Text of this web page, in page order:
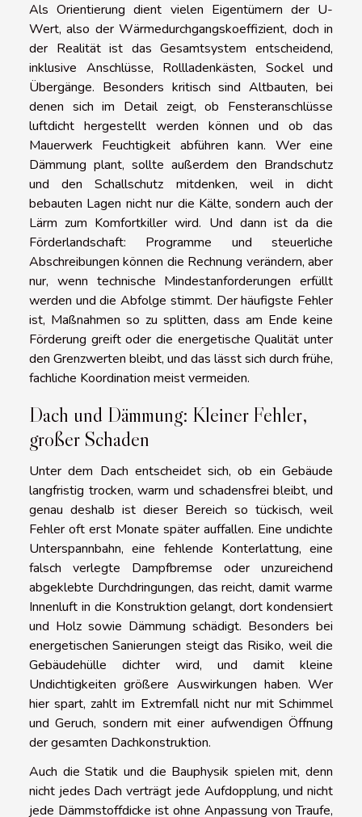
Als Orientierung dient vielen Eigentümern der U-
Wert, also der Wärmedurchgangskoeffizient, doch in
der Realität ist das Gesamtsystem entscheidend,
inklusive Anschlüsse, Rollladenkästen, Sockel und
Übergänge. Besonders kritisch sind Altbauten, bei
denen sich im Detail zeigt, ob Fensteranschlüsse
luftdicht hergestellt werden können und ob das
Mauerwerk Feuchtigkeit abführen kann. Wer eine
Dämmung plant, sollte außerdem den Brandschutz
und den Schallschutz mitdenken, weil in dicht
bebauten Lagen nicht nur die Kälte, sondern auch der
Lärm zum Komfortkiller wird. Und dann ist da die
Förderlandschaft: Programme und steuerliche
Abschreibungen können die Rechnung verändern, aber
nur, wenn technische Mindestanforderungen erfüllt
werden und die Abfolge stimmt. Der häufigste Fehler
ist, Maßnahmen so zu splitten, dass am Ende keine
Förderung greift oder die energetische Qualität unter
den Grenzwerten bleibt, und das lässt sich durch frühe,
fachliche Koordination meist vermeiden.
Dach und Dämmung: Kleiner Fehler,
großer Schaden
Unter dem Dach entscheidet sich, ob ein Gebäude
langfristig trocken, warm und schadensfrei bleibt, und
genau deshalb ist dieser Bereich so tückisch, weil
Fehler oft erst Monate später auffallen. Eine undichte
Unterspannbahn, eine fehlende Konterlattung, eine
falsch verlegte Dampfbremse oder unzureichend
abgeklebte Durchdringungen, das reicht, damit warme
Innenluft in die Konstruktion gelangt, dort kondensiert
und Holz sowie Dämmung schädigt. Besonders bei
energetischen Sanierungen steigt das Risiko, weil die
Gebäudehülle dichter wird, und damit kleine
Undichtigkeiten größere Auswirkungen haben. Wer
hier spart, zahlt im Extremfall nicht nur mit Schimmel
und Geruch, sondern mit einer aufwendigen Öffnung
der gesamten Dachkonstruktion.
Auch die Statik und die Bauphysik spielen mit, denn
nicht jedes Dach verträgt jede Aufdopplung, und nicht
jede Dämmstoffdicke ist ohne Anpassung von Traufe,